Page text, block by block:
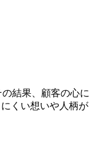
結果、顧客の心に
くい想いや人柄が